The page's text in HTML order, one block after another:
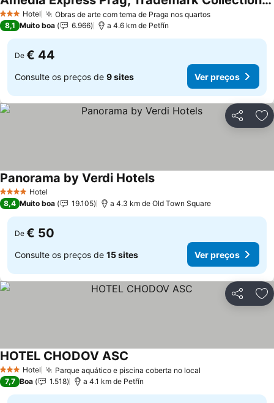
3 EstrelasHotel Obras de arte com tema de Praga nos quartos
8,1 Muito boa 6.966 a 4.6 km de Petřín
De € 44
Consulte os preços de 9 sites Ver preços
Partilhar
4 EstrelasHotel
Panorama by Verdi Hotels
8,4 Muito boa 19.105 a 4.3 km de Old Town Square
De € 50
Consulte os preços de 15 sites Ver preços
Partilhar
3 EstrelasHotel Parque aquático e piscina coberta no local
HOTEL CHODOV ASC
7,7 Boa 1.518 a 4.1 km de Petřín